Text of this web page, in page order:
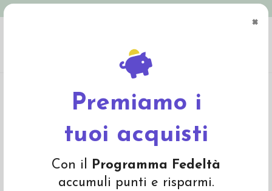
×
Premiamo i
tuoi acquisti
Con il Programma Fedeltà
accumuli punti e risparmi.